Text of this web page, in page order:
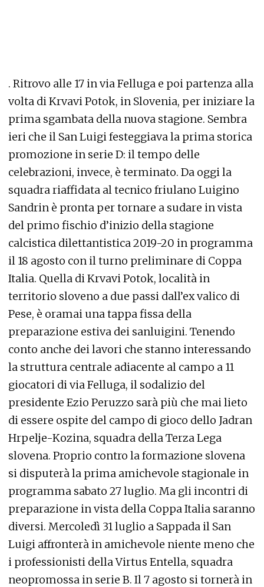
. Ritrovo alle 17 in via Felluga e poi partenza alla
volta di Krvavi Potok, in Slovenia, per iniziare la
prima sgambata della nuova stagione. Sembra
ieri che il San Luigi festeggiava la prima storica
promozione in serie D: il tempo delle
celebrazioni, invece, è terminato. Da oggi la
squadra riaffidata al tecnico friulano Luigino
Sandrin è pronta per tornare a sudare in vista
del primo fischio d’inizio della stagione
calcistica dilettantistica 2019-20 in programma
il 18 agosto con il turno preliminare di Coppa
Italia. Quella di Krvavi Potok, località in
territorio sloveno a due passi dall’ex valico di
Pese, è oramai una tappa fissa della
preparazione estiva dei sanluigini. Tenendo
conto anche dei lavori che stanno interessando
la struttura centrale adiacente al campo a 11
giocatori di via Felluga, il sodalizio del
presidente Ezio Peruzzo sarà più che mai lieto
di essere ospite del campo di gioco dello Jadran
Hrpelje-Kozina, squadra della Terza Lega
slovena. Proprio contro la formazione slovena
si disputerà la prima amichevole stagionale in
programma sabato 27 luglio. Ma gli incontri di
preparazione in vista della Coppa Italia saranno
diversi. Mercoledì 31 luglio a Sappada il San
Luigi affronterà in amichevole niente meno che
i professionisti della Virtus Entella, squadra
neopromossa in serie B. Il 7 agosto si tornerà in